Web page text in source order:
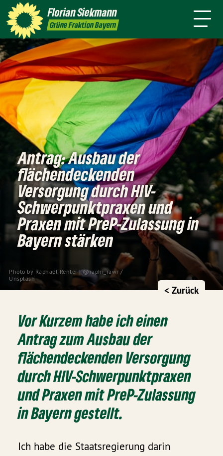
FlorianSiekmann
Grüne Fraktion Bayern
Presse Kontakt
mich
Photo by Raphael Renter | @raphi_rawr /
Unsplash
Antrag: Ausbau der
flächendeckenden
Versorgung durch HIV-
Schwerpunktpraxen und
Praxen mit PreP-Zulassung in
Bayern stärken
< Zurück
Vor Kurzem habe ich einen
Antrag zum Ausbau der
flächendeckenden Versorgung
durch HIV-Schwerpunktpraxen
und Praxen mit PreP-Zulassung
in Bayern gestellt.
Ich habe die Staatsregierung darin